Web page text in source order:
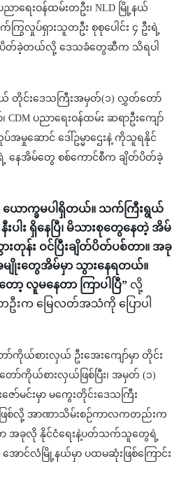
ာရေးဝန်ထမ်းတဦး၊ NLD မြို့နယ်
လှုပ်ရှားသူတဦး စုစုပေါင်း ၄ ဦးရဲ့
ပိတ်ခဲ့တယ်လို့ ဒေသခံတွေဆီက သိရပါ
ယ် တိုင်းဒေသကြီးအမှတ်(၁) လွှတ်တော်
ပညာရေးဝန်ထမ်း ဆရာဦးကျော်
အမှုဆောင် ဒေါ်ဥမ္မာဌေးနဲ့ ကိုသူရနိုင်
နေအိမ်တွေ စစ်ကောင်စီက ချိတ်ပိတ်ခဲ့
ယောက္ခမပါရှိတယ်။ သက်ကြီးရွယ်
ါး ရှိနေပြီ၊ မိသားစုတွေနေတဲ့ အိမ်
န်း ဝင်ပြီးချိတ်ပိတ်ပစ်တာ။ အခု
ျိုးတွေအိမ်မှာ သွားနေရတယ်။
လူမနေတာ ကြာပါပြီ” လို့
းက မြေလတ်အသံကို ပြောပါ
ယ်စားလှယ် ဦးအေးကျော်မှာ တိုင်း
ာ်ကိုယ်စားလှယ်ဖြစ်ပြီး၊ အမှတ် (၁)
မင်းမှာ မကွေးတိုင်းဒေသကြီး
းဖြစ်လို့ အာဏာသိမ်းစဉ်ကာလကတည်းက
ာ အခုလို နိုင်ငံရေးနဲ့ပတ်သက်သူတွေရဲ့
ာင်လံမြို့နယ်မှာ ပထမဆုံးဖြစ်ကြောင်း